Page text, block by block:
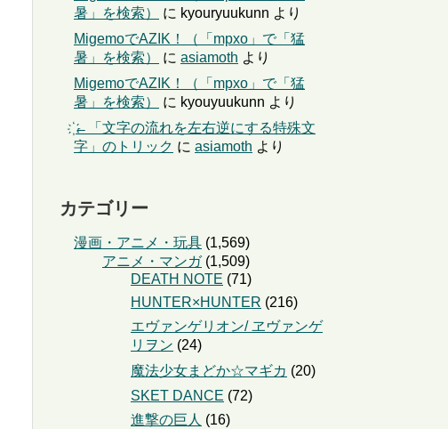
暑」を検索）
に kyouryuukunn より
MigemoでAZIK！（「mpxo」で「猛
暑」を検索）
に asiamoth より
MigemoでAZIK！（「mpxo」で「猛
暑」を検索）
に kyouyuukunn より
҉←「文字の流れを左右逆にする特殊文
字」のトリック に asiamoth より
カテゴリー
漫画・アニメ・玩具 (1,569)
アニメ・マンガ(1,509)
DEATH NOTE (71)
HUNTER×HUNTER (216)
エヴァンゲリオン/ ヱヴァンゲ
リヲン (24)
魔法少女まどか☆マギカ (20)
SKET DANCE (72)
進撃の巨人 (16)